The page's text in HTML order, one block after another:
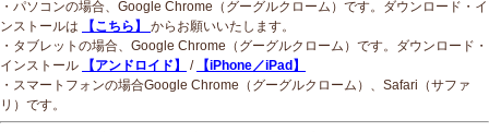
・パソコンの場合、Google Chrome（グーグルクローム）です。ダウンロード・イ
ンストールは
【こちら】
からお願いいたします。
・タブレットの場合、Google Chrome（グーグルクローム）です。ダウンロード・
インストール
【アンドロイド】 /
【iPhone／iPad】
・スマートフォンの場合Google Chrome（グーグルクローム）、Safari（サファ
リ）です。